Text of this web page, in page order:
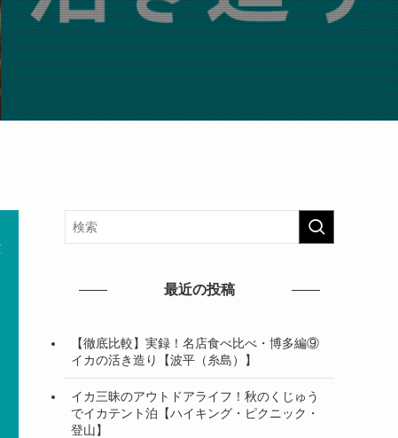
最近の投稿
【徹底比較】実録！名店食べ比べ・博多編⑨
イカの活き造り【波平（糸島）】
イカ三昧のアウトドアライフ！秋のくじゅう
でイカテント泊【ハイキング・ピクニック・
登山】